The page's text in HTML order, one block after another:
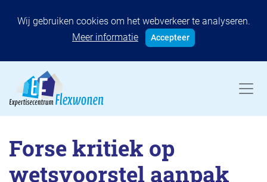
Wij gebruiken cookies om het webverkeer te analyseren.
Meer informatie
Accepteer
Forse kritiek op
wetsvoorstel aanpak